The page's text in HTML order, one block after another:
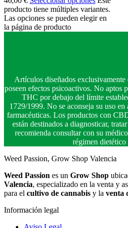
producto tiene múltiples variantes.
Las opciones se pueden elegir en
la página de producto
Artículos diseñados
poseen efectos psicoactivos. No aptos
THC por debajo del límite
1729/1999. No se aconseja su uso
farmacéuticas. Los productos con
están destinados a diagnosticar,
recomienda consultar con su
régimen dietético
Weed Passion, Grow Shop Valencia
Weed Passion es un Grow Shop
Valencia, especializado en la venta y
para el cultivo de cannabis y la venta
Información legal